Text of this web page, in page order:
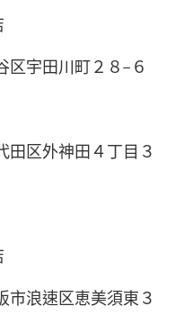
区宇田川町２８−６
田区外神田４丁目３
市浪速区恵美須東３